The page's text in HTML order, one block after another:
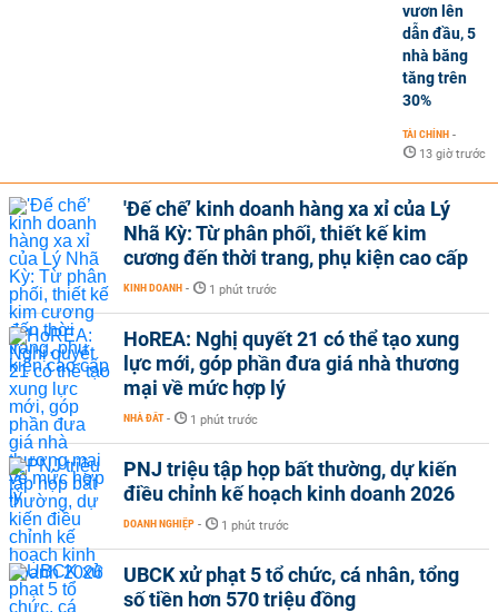
vươn lên
dẫn đầu, 5
nhà băng
tăng trên
30%
TÀI CHÍNH -
13 giờ trước
'Đế chế’ kinh doanh hàng xa xỉ của Lý
Nhã Kỳ: Từ phân phối, thiết kế kim
cương đến thời trang, phụ kiện cao cấp
KINH DOANH - 1 phút trước
HoREA: Nghị quyết 21 có thể tạo xung
lực mới, góp phần đưa giá nhà thương
mại về mức hợp lý
NHÀ ĐẤT - 1 phút trước
PNJ triệu tập họp bất thường, dự kiến
điều chỉnh kế hoạch kinh doanh 2026
DOANH NGHIỆP - 1 phút trước
UBCK xử phạt 5 tổ chức, cá nhân, tổng
số tiền hơn 570 triệu đồng